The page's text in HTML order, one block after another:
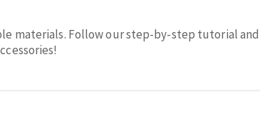
materials. Follow our step-by-step tutorial